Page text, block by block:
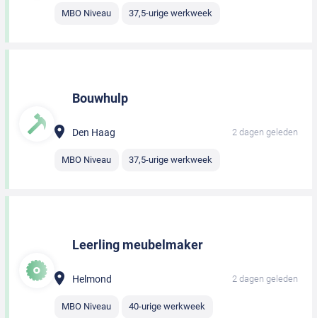
MBO Niveau 37,5-urige werkweek
Bouwhulp
Den Haag 2 dagen geleden
MBO Niveau 37,5-urige werkweek
Leerling meubelmaker
Helmond 2 dagen geleden
MBO Niveau 40-urige werkweek